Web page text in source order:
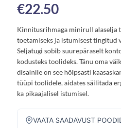
€22.50
Kinnitusrihmaga minirull alaselja
toetamiseks ja istumisest tingitud
Seljatugi sobib suurepäraselt
kodusteks toolideks. Tänu oma
disainile on see hõlpsasti
tüüpi toolidele, aidates säilitada
ka pikaajalisel istumisel.
VAATA SAADAVUST